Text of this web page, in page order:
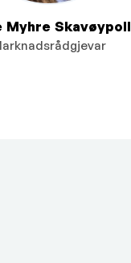
Myhre Skavøypoll